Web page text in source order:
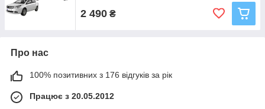
2 490 ₴
Про нас
100% позитивних з 176 відгуків за рік
Працює з 20.05.2012